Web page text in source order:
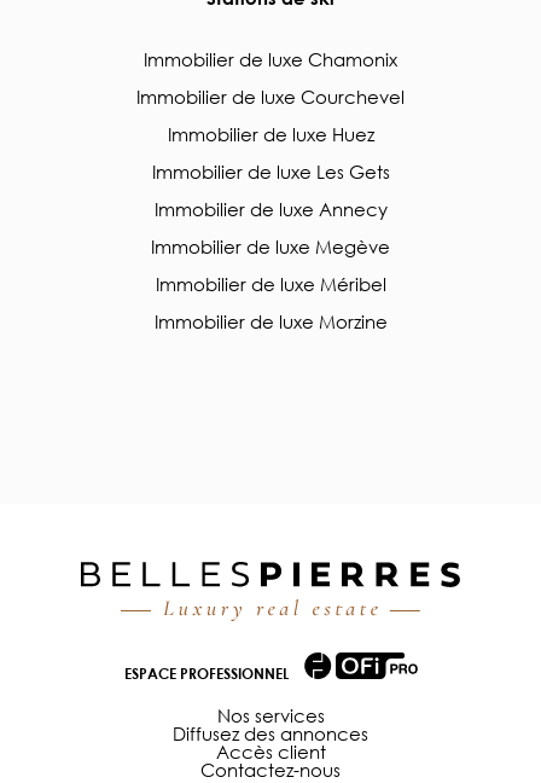
Immobilier de luxe Chamonix
Immobilier de luxe Courchevel
Immobilier de luxe Huez
Immobilier de luxe Les Gets
Immobilier de luxe Annecy
Immobilier de luxe Megève
Immobilier de luxe Méribel
Immobilier de luxe Morzine
ESPACE PROFESSIONNEL
Nos services
Diffusez des annonces
Accès client
Contactez-nous